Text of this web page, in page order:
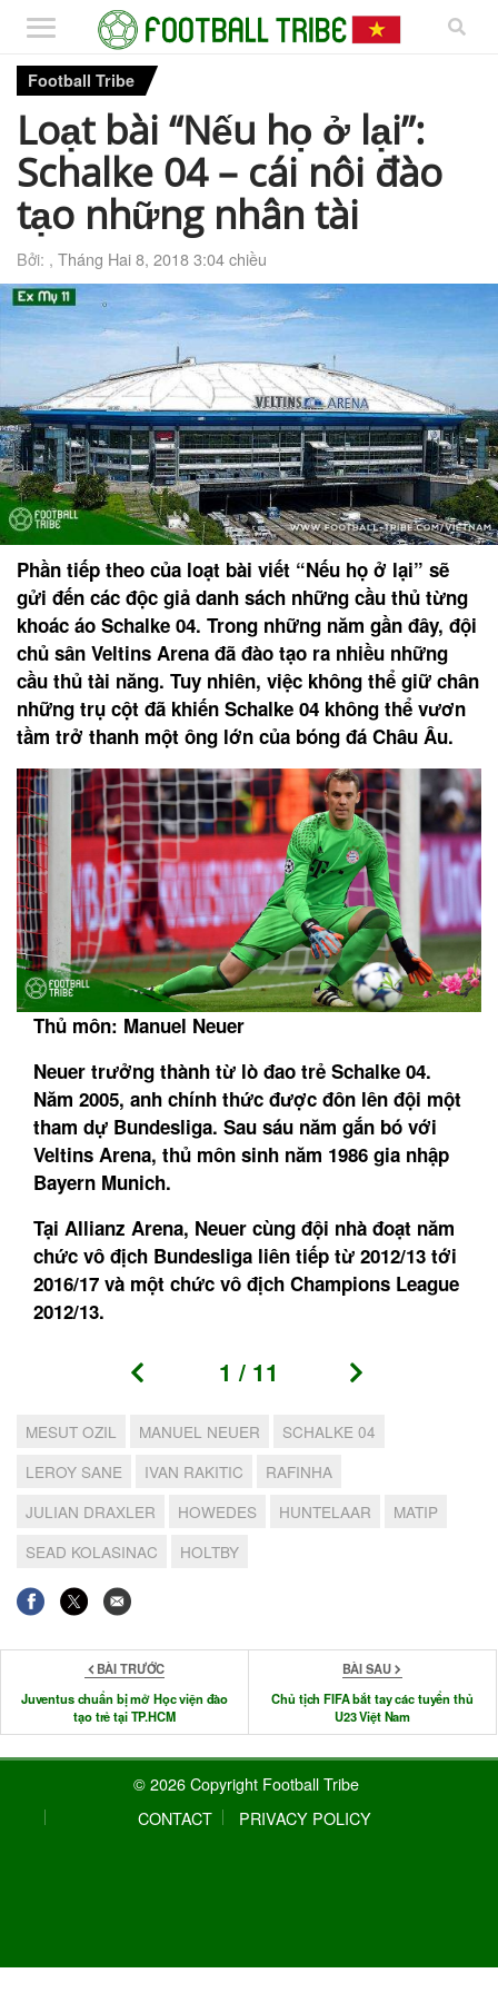
Football Tribe
Loạt bài “Nếu họ ở lại”:
Schalke 04 – cái nôi đào
tạo những nhân tài
Bởi: , Tháng Hai 8, 2018 3:04 chiều
Phần tiếp theo của loạt bài viết “Nếu họ ở lại” sẽ
gửi đến các độc giả danh sách những cầu thủ từng
khoác áo Schalke 04. Trong những năm gần đây, đội
chủ sân Veltins Arena đã đào tạo ra nhiều những
cầu thủ tài năng. Tuy nhiên, việc không thể giữ chân
những trụ cột đã khiến Schalke 04 không thể vươn
tầm trở thanh một ông lớn của bóng đá Châu Âu.
Thủ môn: Manuel Neuer
Neuer trưởng thành từ lò đao trẻ Schalke 04.
Năm 2005, anh chính thức được đôn lên đội một
tham dự Bundesliga. Sau sáu năm gắn bó với
Veltins Arena, thủ môn sinh năm 1986 gia nhập
Bayern Munich.
Tại Allianz Arena, Neuer cùng đội nhà đoạt năm
chức vô địch Bundesliga liên tiếp từ 2012/13 tới
2016/17 và một chức vô địch Champions League
2012/13.
1 / 11
MESUT OZIL MANUEL NEUER
SCHALKE 04
LEROY SANE
IVAN RAKITIC
RAFINHA
JULIAN DRAXLER
HOWEDES HUNTELAAR
MATIP
SEAD KOLASINAC
HOLTBY
BÀI TRƯỚC
Juventus chuẩn bị mở Học viện đào
tạo trẻ tại TP.HCM
BÀI SAU
Chủ tịch FIFA bắt tay các tuyển thủ
U23 Việt Nam
© 2026 Copyright Football Tribe
CONTACT
PRIVACY POLICY